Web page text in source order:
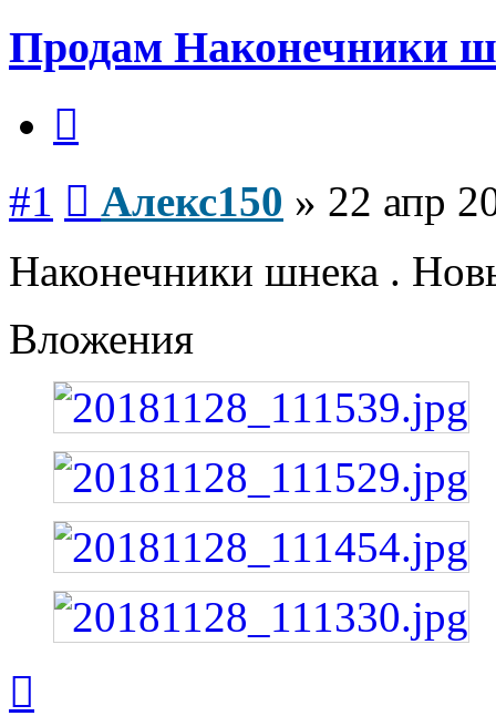
Продам Наконечники
#1 Алекс150 » 22 апр
Наконечники шнека .
Вложения
началу